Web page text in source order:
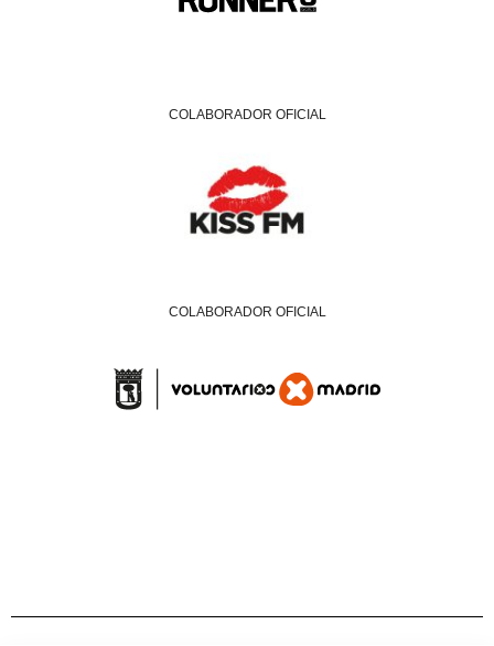
COLABORADOR OFICIAL
COLABORADOR OFICIAL